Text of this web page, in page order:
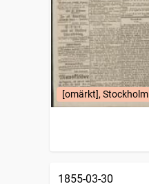
[omärkt], Stockholm
1855-03-30